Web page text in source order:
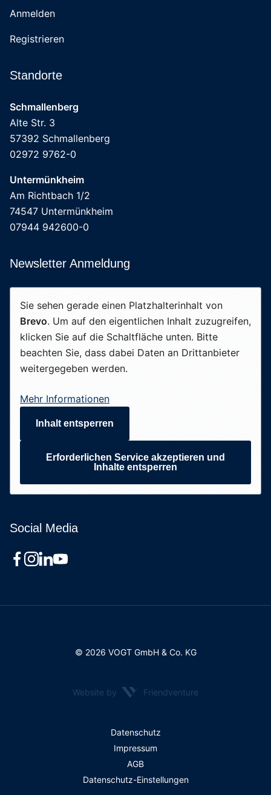
Anmelden
Registrieren
Standorte
Schmallenberg
Alte Str. 3
57392 Schmallenberg
02972 9762-0
Untermünkheim
Am Richtbach 1/2
74547 Untermünkheim
07944 942600-0
Newsletter Anmeldung
Sie sehen gerade einen Platzhalterinhalt von
Brevo. Um auf den eigentlichen Inhalt zuzugreifen,
klicken Sie auf die Schaltfläche unten. Bitte
beachten Sie, dass dabei Daten an Drittanbieter
weitergegeben werden.
Mehr Informationen
Inhalt entsperren
Erforderlichen Service akzeptieren und
Inhalte entsperren
Social Media
© 2026 VOGT GmbH & Co. KG
Website by Friendventure
Datenschutz
Impressum
AGB
Datenschutz-Einstellungen